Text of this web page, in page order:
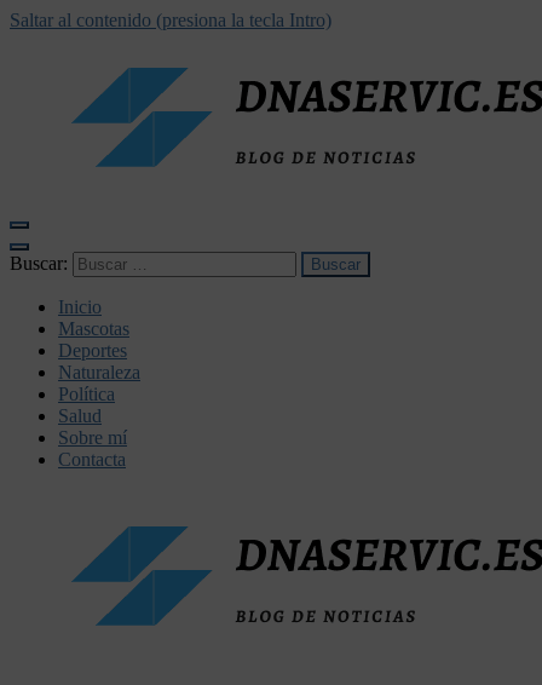
Saltar al contenido (presiona la tecla Intro)
Buscar:
Inicio
Mascotas
Deportes
Naturaleza
Política
Salud
Sobre mí
Contacta